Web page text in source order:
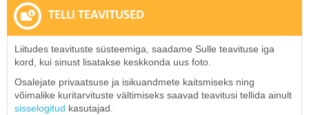
TELLI TEAVITUSED
Liitudes teavituste süsteemiga, saadame Sulle teavituse iga
kord, kui sinust lisatakse keskkonda uus foto.
Osalejate privaatsuse ja isikuandmete kaitsmiseks ning
võimalike kuritarvituste vältimiseks saavad teavitusi tellida ainult
sisselogitud kasutajad.